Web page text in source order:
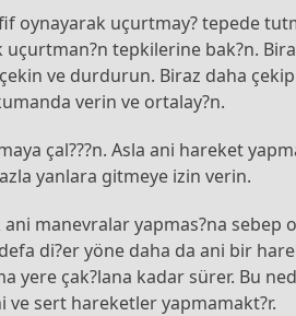
oynayarak uçurtmay? tepede
uçurtman?n tepkilerine bak?n.
ve durdurun. Biraz daha
verin ve ortalay?n.
çal???n. Asla ani hareket
yanlara gitmeye izin verin.
manevralar yapmas?na sebep
di?er yöne daha da ani bir
yere çak?lana kadar sürer. Bu
sert hareketler yapmamakt?r.